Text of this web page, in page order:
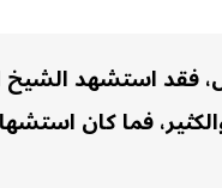
فقد استشهد
فما كان